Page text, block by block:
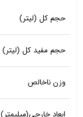
حجم کل (لیتر)
حجم مفید کل (لیتر)
وزن ناخالص